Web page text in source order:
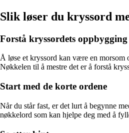
Slik løser du kryssord
Forstå kryssordets oppbygging
Å løse et kryssord kan være en morsom
Nøkkelen til å mestre det er å forstå
Start med de korte ordene
Når du står fast, er det lurt å begynne
nøkkelord som kan hjelpe deg med å